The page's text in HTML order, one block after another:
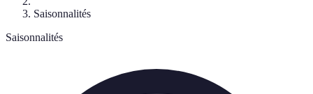
Saisonnalités
Saisonnalités